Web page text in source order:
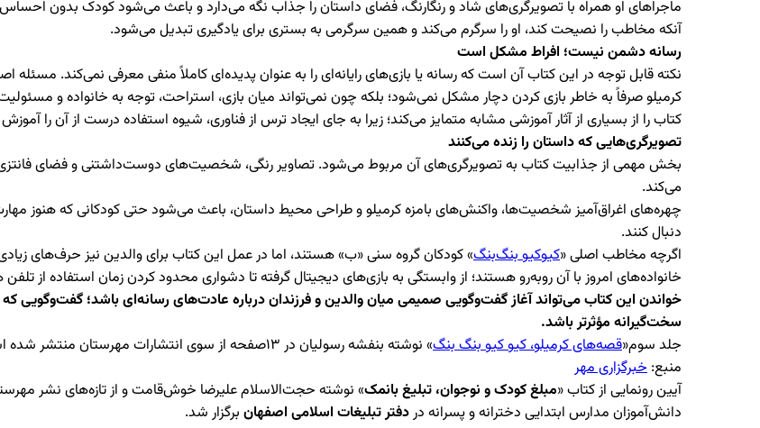
ماجراهای او همراه با تصویرگری‌های شاد و رنگارنگ، فضای داستان را جذاب نگه می‌دارد و باعث می‌شود کودک بدون
آنکه مخاطب را نصیحت کند، او را سرگرم می‌کند و همین سرگرمی به بستری برای یادگیری تبدیل می‌شود.
رسانه دشمن نیست؛ افراط مشکل است
نکته قابل توجه در این کتاب آن است که رسانه یا بازی‌های رایانه‌ای را به عنوان پدیده‌ای کاملاً منفی معرفی نمی‌کند. مسئله
کرمیلو صرفاً به خاطر بازی کردن دچار مشکل نمی‌شود؛ بلکه چون نمی‌تواند میان بازی، استراحت، توجه به خانواده و
کتاب را از بسیاری از آثار آموزشی مشابه متمایز می‌کند؛ زیرا به جای ایجاد ترس از فناوری، شیوه استفاده درست از آن را
تصویرگری‌هایی که داستان را زنده می‌کنند
بخش مهمی از جذابیت کتاب به تصویرگری‌های آن مربوط می‌شود. تصاویر رنگی، شخصیت‌های دوست‌داشتنی و فضای فانتزی
می‌کند.
چهره‌های اغراق‌آمیز شخصیت‌ها، واکنش‌های بامزه کرمیلو و طراحی محیط داستان، باعث می‌شود حتی کودکانی که هنوز مهارت
دنبال کنند.
اگرچه مخاطب اصلی «کیوکیو بنگ‌بنگ» کودکان گروه سنی «ب» هستند، اما در عمل این کتاب برای والدین نیز حرف‌های
خانواده‌های امروز با آن روبه‌رو هستند؛ از وابستگی به بازی‌های دیجیتال گرفته تا دشواری محدود کردن زمان استفاده از تلفن
خواندن این کتاب می‌تواند آغاز گفت‌وگویی صمیمی میان والدین و فرزندان درباره عادت‌های رسانه‌ای باشد؛
سخت‌گیرانه مؤثرتر باشد.
جلد سوم«قصه‌های کرمیلو، کیو کیو بنگ بنگ» نوشته بنفشه رسولیان در 13صفحه از سوی انتشارات مهرستان منتشر شده است.
منبع: خبرگزاری مهر
آیین رونمايی از کتاب «مبلغ کودک و نوجوان، تبلیغ بانمک
دانش‌آموزان مدارس ابتدایی دخترانه و پسرانه دردفتر تبلیغات اسلامی اصفهان برگزار شد.